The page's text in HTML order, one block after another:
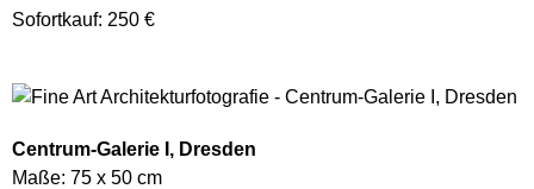
Sofortkauf: 250 €
Centrum-Galerie I, Dresden
Maße: 75 x 50 cm